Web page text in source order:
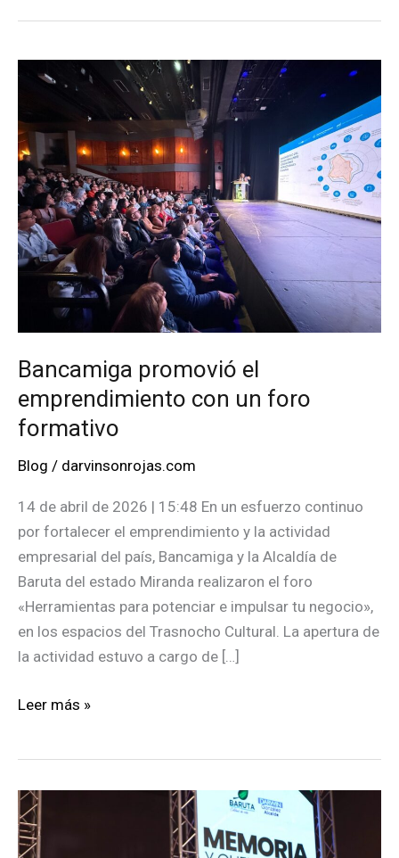
Bancamiga promovió el
emprendimiento con un foro
formativo
Blog / darvinsonrojas.com
14 de abril de 2026 | 15:48 En un esfuerzo continuo
por fortalecer el emprendimiento y la actividad
empresarial del país, Bancamiga y la Alcaldía de
Baruta del estado Miranda realizaron el foro
«Herramientas para potenciar e impulsar tu negocio»,
en los espacios del Trasnocho Cultural. La apertura de
la actividad estuvo a cargo de […]
Bancamiga
con
un
foro
Leer más »